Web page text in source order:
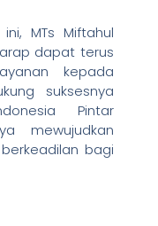
MTs Miftahul
dapat terus
kepada
suksesnya
Pintar
mewujudkan
bagi